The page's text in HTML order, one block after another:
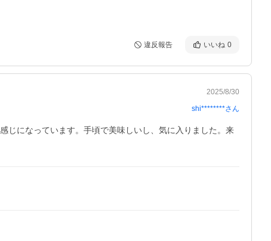
違反報告 いいね 0
2025/8/30
shi********さん
じになっています。手頃で美味しいし、気に入りました。来